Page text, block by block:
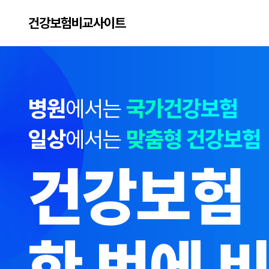
건강보험비교사이트
병원에서는 국가건강보험
일상에서는 맞춤형 건강보험
건강보험